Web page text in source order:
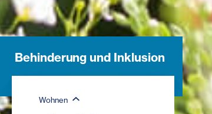
Behinderung und Inklusion
Wohnen